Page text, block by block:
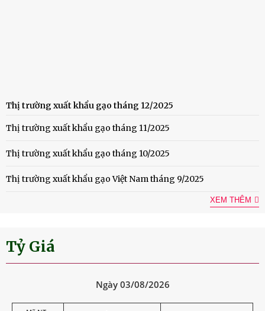
Thị trường xuất khẩu gạo tháng 12/2025
Thị trường xuất khẩu gạo tháng 11/2025
Thị trường xuất khẩu gạo tháng 10/2025
Thị trường xuất khẩu gạo Việt Nam tháng 9/2025
XEM THÊM
Tỷ Giá
Ngày 03/08/2026